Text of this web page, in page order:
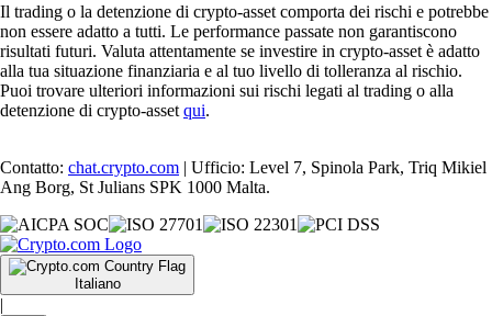
Il trading o la detenzione di crypto-asset comporta dei rischi e potrebbe
non essere adatto a tutti. Le performance passate non garantiscono
risultati futuri. Valuta attentamente se investire in crypto-asset è adatto
alla tua situazione finanziaria e al tuo livello di tolleranza al rischio.
Puoi trovare ulteriori informazioni sui rischi legati al trading o alla
detenzione di crypto-asset qui.
Contatto: chat.crypto.com | Ufficio: Level 7, Spinola Park, Triq Mikiel
Ang Borg, St Julians SPK 1000 Malta.
Italiano
|